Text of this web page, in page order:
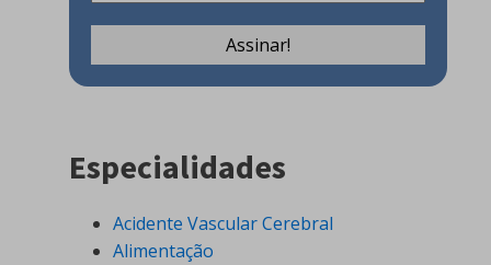
Especialidades
Acidente Vascular Cerebral
Alimentação